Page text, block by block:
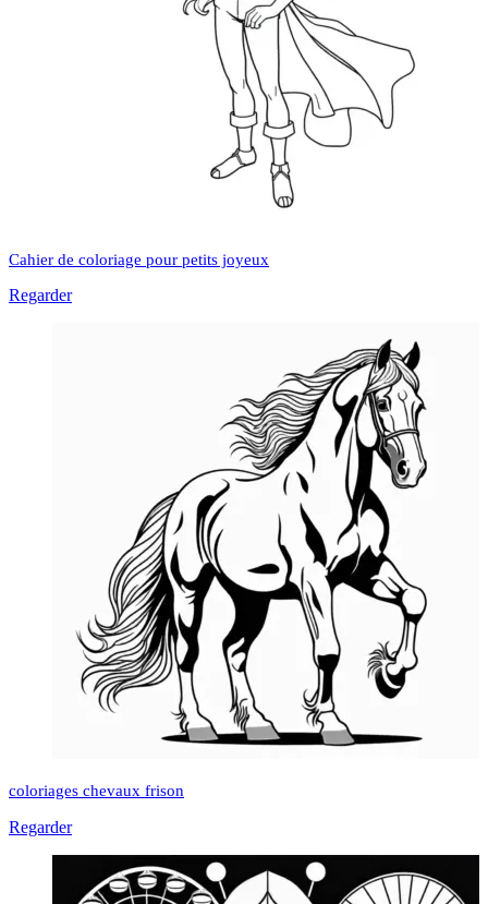
Cahier de coloriage pour petits joyeux
Regarder
coloriages chevaux frison
Regarder